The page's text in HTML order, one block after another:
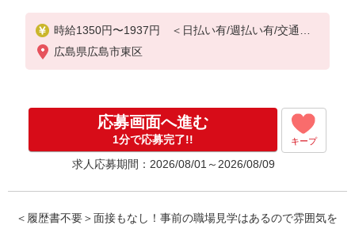
時給1350円〜1937円 ＜日払い有/週払い有/交通費
全支給(ガソリン代含む)＞
広島県広島市東区
応募画面へ進む
1分で応募完了!! キープ
求人応募期間：2026/08/01～2026/08/09
＜履歴書不要＞面接もなし！事前の職場見学はあるので雰囲気を